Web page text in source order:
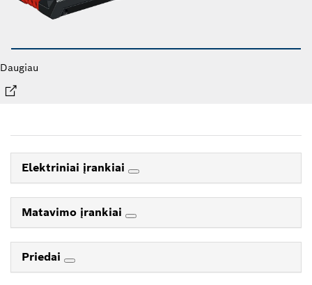
Daugiau
Elektriniai įrankiai
Matavimo įrankiai
Priedai